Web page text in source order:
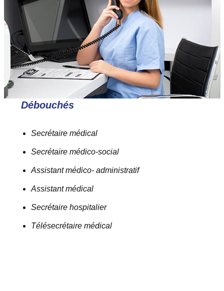
Débouchés
Secrétaire médical
Secrétaire médico-social
Assistant médico- administratif
Assistant médical
Secrétaire hospitalier
Télésecrétaire médical